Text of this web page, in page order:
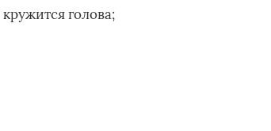
кружится голова;